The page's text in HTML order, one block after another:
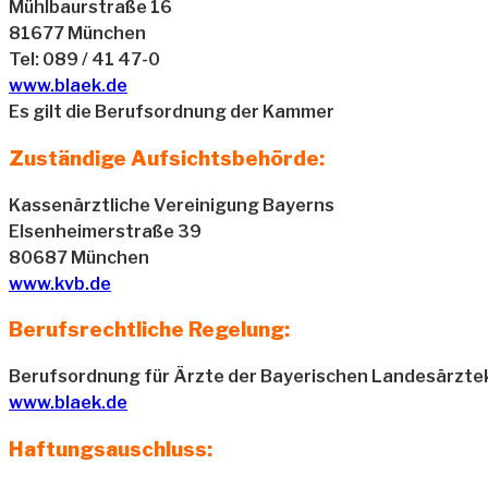
Mühlbaurstraße 16
81677 München
Tel: 089 / 41 47-0
www.blaek.de
Es gilt die Berufsordnung der Kammer
Zuständige Aufsichtsbehörde:
Kassenärztliche Vereinigung Bayerns
Elsenheimerstraße 39
80687 München
www.kvb.de
Berufsrechtliche Regelung:
Berufsordnung für Ärzte der Bayerischen
www.blaek.de
Haftungsauschluss: